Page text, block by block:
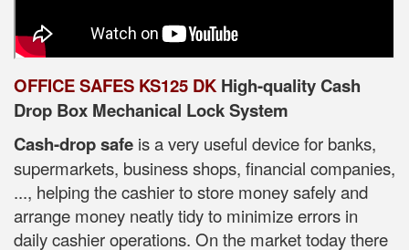
OFFICE SAFES KS125 DK High-quality Cash
Drop Box Mechanical Lock System
Cash-drop safe is a very useful device for banks,
supermarkets, business shops, financial companies,
..., helping the cashier to store money safely and
arrange money neatly tidy to minimize errors in
daily cashier operations. On the market today there